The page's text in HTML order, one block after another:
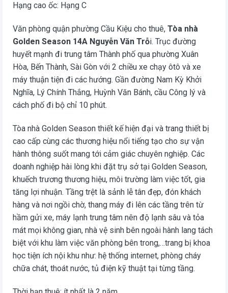
Hạng cao ốc: Hạng C
Văn phòng quận phường Cầu Kiệu cho thuê, Tòa nhà
Golden Season 14A Nguyễn Văn Trỗi. Trục đường
huyết mạnh đi trung tâm Thành phố qua phường Xuân
Hòa, Bến Thành, Sài Gòn với 2 chiều xe chạy ôtô và xe
máy thuận tiện đi các hướng. Gần đường Nam Kỳ Khởi
Nghĩa, Lý Chính Thắng, Huỳnh Văn Bánh, cầu Công lý và
cách phố đi bộ chỉ 10 phút.
Tòa nhà Golden Season thiết kế hiện đại và trang thiết bị
cao cấp cùng các thương hiệu nổi tiếng tạo cho sự vận
hành thông suốt mang tới cảm giác chuyên nghiệp. Các
doanh nghiệp hài lòng khi đặt trụ sở tại Golden Season,
khuếch trương thương hiệu, môi trường làm việc tốt, gia
tăng lợi nhuận. Tầng trệt là sảnh lễ tân đẹp, đón khách
hàng và nơi ngồi chờ, thang máy đi lên các tầng trên từ
hầm gửi xe, máy lạnh trung tâm nên độ lạnh sâu và tỏa
mát mọi không gian, nhà vệ sinh bên ngoài hành lang tách
biệt với khu làm việc văn phòng bên trong,…trang bị khoa
học tiện ích nội khu như: hệ thống internet, phòng cháy
chữa chát, thoát nước, tủ điện kỹ thuật tại từng tầng.